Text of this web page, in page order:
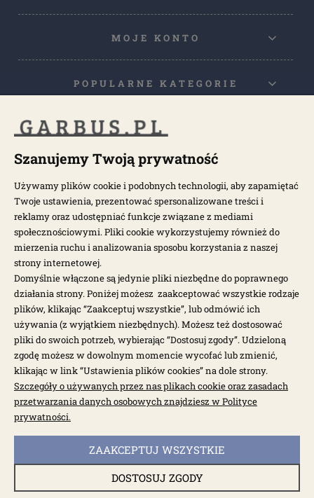
MOJE KONTO
POPULARNE KATEGORIE
POPULARNE MODELE
NEWSLETTER
Otrzymuj najnowsze wiadomości i oferty bezpośrednio na swoją
pocztę.
ZAPISZ SIĘ >
Garbus.pl © 2026
Sklep internetowy Shoper.pl
powered by:
pokaż pełną wersję strony
itemValue: , itemQuantity: itemQuantity, pageType: 'purchase', orderId: ,
Szanujemy Twoją prywatność
Używamy plików cookie i podobnych technologii, aby zapamiętać
Twoje ustawienia, prezentować spersonalizowane treści i
reklamy oraz udostępniać funkcje związane z mediami
społecznościowymi. Pliki cookie wykorzystujemy również do
mierzenia ruchu i analizowania sposobu korzystania z naszej
strony internetowej.
Domyślnie włączone są jedynie pliki niezbędne do poprawnego
działania strony. Poniżej możesz zaakceptować wszystkie rodzaje
plików, klikając “Zaakceptuj wszystkie”, lub odmówić ich
używania (z wyjątkiem niezbędnych). Możesz też dostosować
pliki do swoich potrzeb, wybierając “Dostosuj zgody”. Udzieloną
zgodę możesz w dowolnym momencie wycofać lub zmienić,
klikając w link “Ustawienia plików cookies” na dole strony.
Szczegóły o używanych przez nas plikach cookie oraz zasadach
przetwarzania danych osobowych znajdziesz w Polityce
prywatności.
DOSTOSUJ ZGODY
ZAAKCEPTUJ WSZYSTKIE